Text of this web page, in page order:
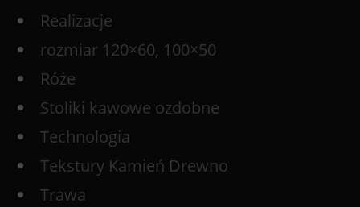
Realizacje
rozmiar 120×60, 100×50
Róże
Stoliki kawowe ozdobne
Technologia
Tekstury Kamień Drewno
Trawa